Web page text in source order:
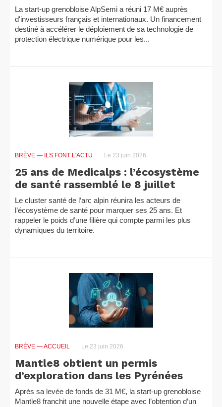
La start-up grenobloise AlpSemi a réuni 17 M€ auprès
d'investisseurs français et internationaux. Un financement
destiné à accélérer le déploiement de sa technologie de
protection électrique numérique pour les...
BRÈVE — ILS FONT L'ACTU Le 23 juin 2026
25 ans de Medicalps : l’écosystème
de santé rassemblé le 8 juillet
Le cluster santé de l’arc alpin réunira les acteurs de
l’écosystème de santé pour marquer ses 25 ans. Et
rappeler le poids d’une filière qui compte parmi les plus
dynamiques du territoire.
BRÈVE — ACCUEIL Le 23 juin 2026
Mantle8 obtient un permis
d’exploration dans les Pyrénées
Après sa levée de fonds de 31 M€, la start-up grenobloise
Mantle8 franchit une nouvelle étape avec l’obtention d’un